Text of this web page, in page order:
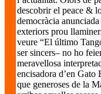
descobrir el peace &
democràcia
exteriors prou
veure “El último
ser sincers– no ho
meravellosa
encisadora d’en Gato
que generoses de la